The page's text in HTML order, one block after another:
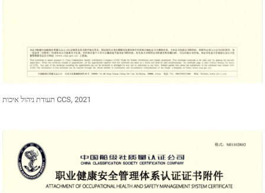
תעודת ניהול איכות CCS, 2021